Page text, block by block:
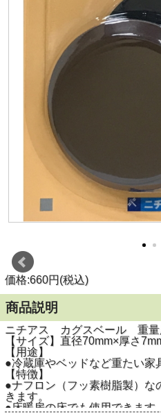
価格:660円(税込)
商品説明
ニチアス カグスベール 重量
【サイズ】直径70mm×厚さ
【用途】
●冷蔵庫やベッドなど重たい家
【特徴】
●ナフロン（フッ素樹脂製）な
きます。
●床暖房の床でも使用できます